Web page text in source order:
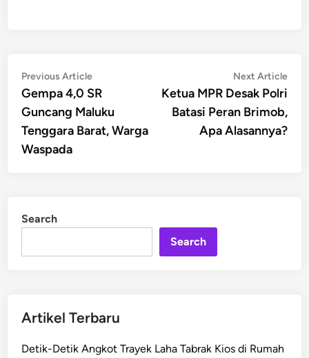
Post
navigation
Previous ArticlePrevious
article:
Gempa 4,0 SR
Guncang Maluku
Tenggara Barat, Warga
Waspada
Next Article
Ketua MPR Desak Polri
Batasi Peran Brimob,
Apa Alasannya?
Search
Search
Artikel Terbaru
Detik-Detik Angkot Trayek Laha Tabrak Kios di Rumah